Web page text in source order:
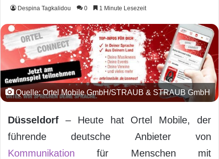
Despina Tagkalidou 0 1 Minute Lesezeit
Quelle: Ortel Mobile GmbH/STRAUB & STRAUB GmbH
Düsseldorf – Heute hat Ortel Mobile, der
führende deutsche Anbieter von
Kommunikation für Menschen mit